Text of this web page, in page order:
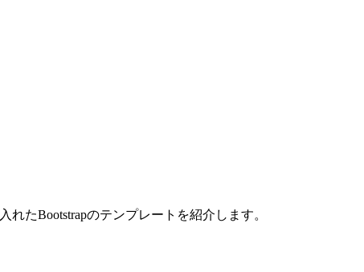
たBootstrapのテンプレートを紹介します。